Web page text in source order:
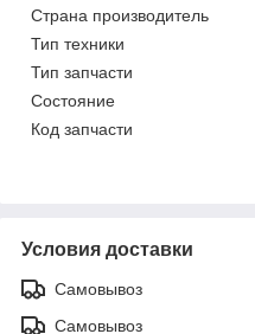
Страна производитель
Тип техники
Тип запчасти
Состояние
Код запчасти
Условия доставки
Самовывоз
Самовывоз